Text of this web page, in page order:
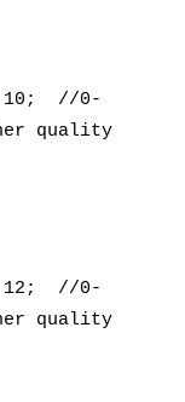
//0-
quality
//0-
quality